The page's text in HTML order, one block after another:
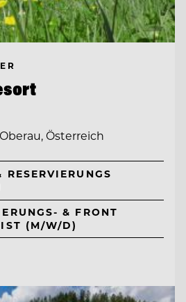
Österreich
& FRONT
(M/W/D)